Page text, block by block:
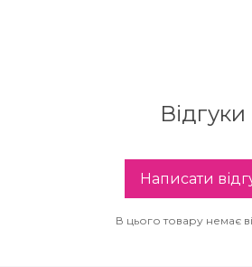
Відгуки
Написати
В цього товару немає